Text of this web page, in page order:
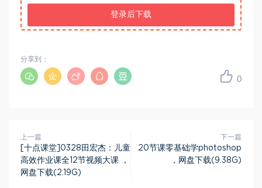
登录后下载
0
分享到：
上一篇
[十点课堂]0328田宏杰：儿童
高效作业课全12节视频大课 ，
网盘下载(2.19G)
下一篇
20节课零基础学photoshop
，网盘下载(9.38G)